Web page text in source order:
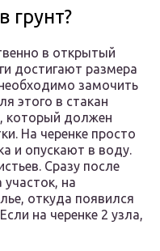
грунт?
в открытый
достигают размера
замочить
этого в стакан
который должен
На черенке просто
и опускают в воду.
Сразу после
на
откуда появился
на черенке 2 узла,